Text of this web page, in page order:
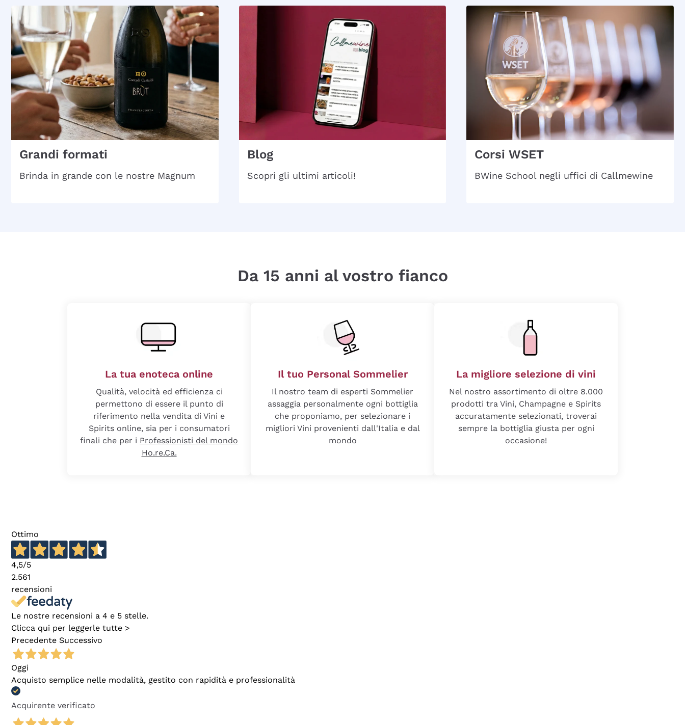
Grandi formati
Brinda in grande con le nostre Magnum
Blog
Scopri gli ultimi articoli!
Corsi WSET
BWine School negli uffici di Callmewine
Da 15 anni al vostro fianco
La tua enoteca online
Qualità, velocità ed efficienza ci
permettono di essere il punto di
riferimento nella vendita di Vini e
Spirits online, sia per i consumatori
finali che per i Professionisti del mondo
Ho.re.Ca.
Il tuo Personal Sommelier
Il nostro team di esperti Sommelier
assaggia personalmente ogni bottiglia
che proponiamo, per selezionare i
migliori Vini provenienti dall'Italia e dal
mondo
La migliore selezione di vini
Nel nostro assortimento di oltre 8.000
prodotti tra Vini, Champagne e Spirits
accuratamente selezionati, troverai
sempre la bottiglia giusta per ogni
occasione!
Ottimo
4,5/5
2.561
recensioni
Le nostre recensioni a 4 e 5 stelle.
Clicca qui per leggerle tutte >
Precedente Successivo
Oggi
Acquisto semplice nelle modalità, gestito con rapidità e professionalità
Acquirente verificato